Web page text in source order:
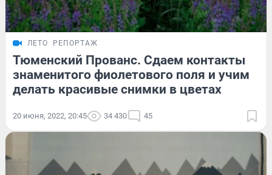
ЛЕТО РЕПОРТАЖ
Тюменский Прованс. Сдаем контакты
знаменитого фиолетового поля и учим
делать красивые снимки в цветах
20 июня, 2022, 20:45 34 430 45